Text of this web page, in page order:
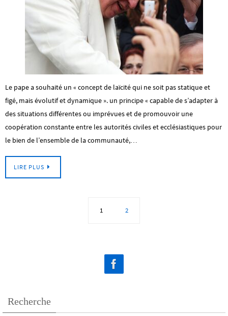
Le pape a souhaité un « concept de laïcité qui ne soit pas statique et
figé, mais évolutif et dynamique ». un principe « capable de s’adapter à
des situations différentes ou imprévues et de promouvoir une
coopération constante entre les autorités civiles et ecclésiastiques pour
le bien de l’ensemble de la communauté,…
LIRE PLUS
1 2
Recherche